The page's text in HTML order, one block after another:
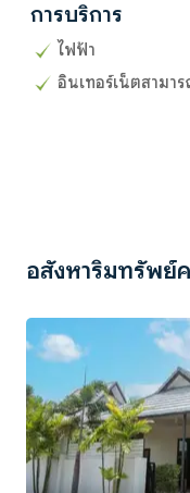
การบริการ
ไฟฟ้า
อินเทอร์เน็ตสามาร
อสังหาริมทรัพย์